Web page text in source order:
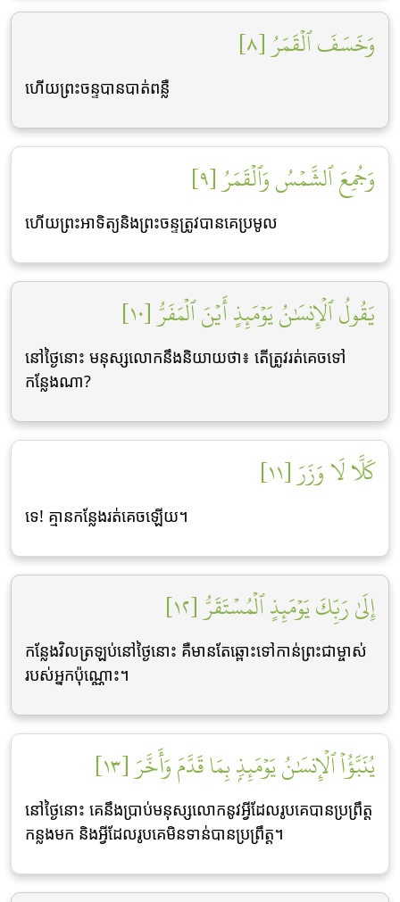
وَخَسَفَ ٱلۡقَمَرُ [٨]
ហើយព្រះចន្ទបានបាត់ពន្លឺ
وَجُمِعَ ٱلشَّمۡسُ وَٱلۡقَمَرُ [٩]
ហើយព្រះអាទិត្យនិងព្រះចន្ទត្រូវបានគេប្រមូល
يَقُولُ ٱلۡإِنسَٰنُ يَوۡمَئِذٍ أَيۡنَ ٱلۡمَفَرُّ [١٠]
នៅថ្ងៃនោះ មនុស្សលោកនឹងនិយាយថា៖ តើត្រូវរត់គេចទៅ
កន្លែងណា?
كَلَّا لَا وَزَرَ [١١]
ទេ! គ្មានកន្លែងរត់គេចឡើយ។
إِلَىٰ رَبِّكَ يَوۡمَئِذٍ ٱلۡمُسۡتَقَرُّ [١٢]
កន្លែងវិលត្រឡប់នៅថ្ងៃនោះ គឺមានតែឆ្ពោះទៅកាន់ព្រះជាម្ចាស់
របស់អ្នកប៉ុណ្ណោះ។
يُنَبَّؤُاْ ٱلۡإِنسَٰنُ يَوۡمَئِذِۭ بِمَا قَدَّمَ وَأَخَّرَ [١٣]
នៅថ្ងៃនោះ គេនឹងប្រាប់មនុស្សលោកនូវអ្វីដែលរូបគេបានប្រព្រឹត្ដ
កន្លងមក និងអ្វីដែលរូបគេមិនទាន់បានប្រព្រឹត្ដ។